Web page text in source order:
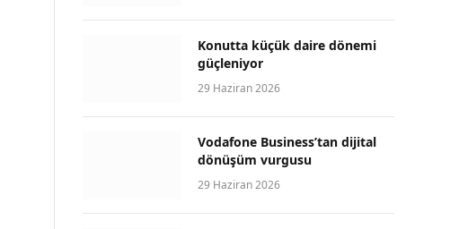
Konutta küçük daire dönemi
güçleniyor
29 Haziran 2026
Vodafone Business’tan dijital
dönüşüm vurgusu
29 Haziran 2026